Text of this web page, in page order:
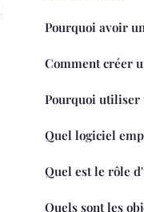
Pourquoi avoir
Comment créer
Pourquoi utiliser
Quel logiciel
Quel est le rôle
Quels sont les